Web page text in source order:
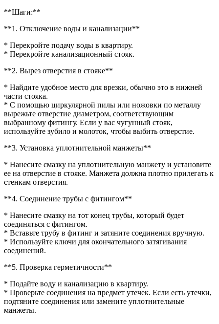
**Шаги:**
**1. Отключение воды и канализации**
* Перекройте подачу воды в квартиру.
* Перекройте канализационный стояк.
**2. Вырез отверстия в стояке**
* Найдите удобное место для врезки, обычно это в нижней
части стояка.
* С помощью циркулярной пилы или ножовки по металлу
вырежьте отверстие диаметром, соответствующим
выбранному фитингу. Если у вас чугунный стояк,
используйте зубило и молоток, чтобы выбить отверстие.
**3. Установка уплотнительной манжеты**
* Нанесите смазку на уплотнительную манжету и установите
ее на отверстие в стояке. Манжета должна плотно прилегать к
стенкам отверстия.
**4. Соединение трубы с фитингом**
* Нанесите смазку на тот конец трубы, который будет
соединяться с фитингом.
* Вставьте трубу в фитинг и затяните соединения вручную.
* Используйте ключи для окончательного затягивания
соединений.
**5. Проверка герметичности**
* Подайте воду и канализацию в квартиру.
* Проверьте соединения на предмет утечек. Если есть утечки,
подтяните соединения или замените уплотнительные
манжеты.